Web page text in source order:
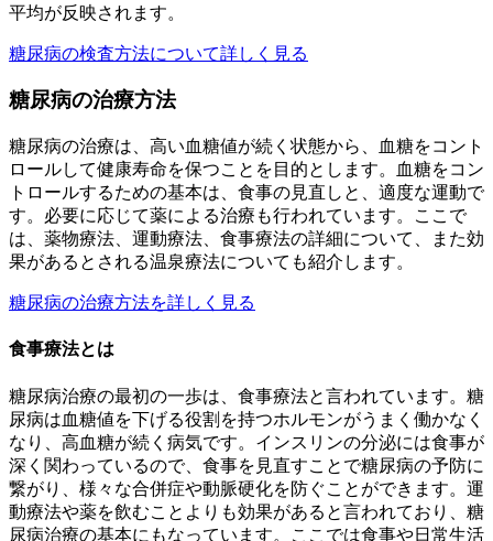
平均が反映されます。
糖尿病の検査方法について詳しく見る
糖尿病の治療方法
糖尿病の治療は、高い血糖値が続く状態から、血糖をコント
ロールして健康寿命を保つことを目的とします。血糖をコン
トロールするための基本は、食事の見直しと、適度な運動で
す。必要に応じて薬による治療も行われています。ここで
は、薬物療法、運動療法、食事療法の詳細について、また効
果があるとされる温泉療法についても紹介します。
糖尿病の治療方法を詳しく見る
食事療法とは
糖尿病治療の最初の一歩は、食事療法と言われています。糖
尿病は血糖値を下げる役割を持つホルモンがうまく働かなく
なり、高血糖が続く病気です。インスリンの分泌には食事が
深く関わっているので、食事を見直すことで糖尿病の予防に
繋がり、様々な合併症や動脈硬化を防ぐことができます。運
動療法や薬を飲むことよりも効果があると言われており、糖
尿病治療の基本にもなっています。ここでは食事や日常生活